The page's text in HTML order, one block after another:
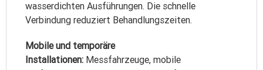
wasserdichten Ausführungen. Die schnelle
Verbindung reduziert Behandlungszeiten.
Mobile und temporäre
Installationen: Messfahrzeuge, mobile